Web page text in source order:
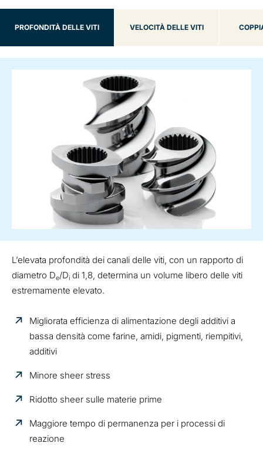
PROFONDITÀ DELLE VITI VELOCITÀ DELLE VITI
L’elevata profondità dei canali delle viti, con un rapporto di
diametro De/Di di 1,8, determina un volume libero delle viti
estremamente elevato.
Migliorata efficienza di alimentazione degli additivi a
bassa densità come farine, amidi, pigmenti, riempitivi,
additivi
Minore sheer stress
Ridotto sheer sulle materie prime
Maggiore tempo di permanenza per i processi di
reazione